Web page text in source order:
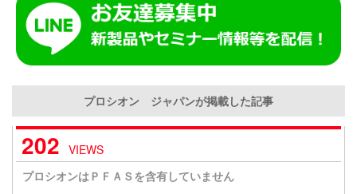
プロシオン ジャパンが掲載した記事
202 VIEWS
プロシオンはＰＦＡＳを含有していません